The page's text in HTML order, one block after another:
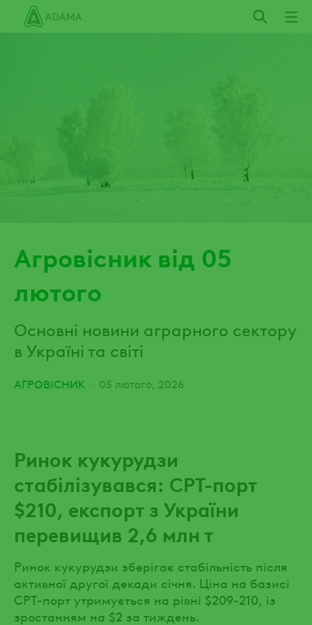
Пропустити
Агровісник від 05
лютого
Основні новини аграрного сектору
в Україні та світі
АГРОВІСНИК 05 лютого, 2026
Ринок кукурудзи
стабілізувався: CPT-порт
$210, експорт з України
перевищив 2,6 млн т
Ринок кукурудзи зберігає стабільність після
активної другої декади січня. Ціна на базисі
CPT-порт утримується на рівні $209-210, із
зростанням на $2 за тиждень.